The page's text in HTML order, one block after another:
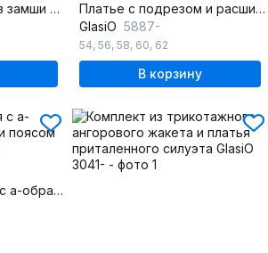
Нарядное платье из замши с сетчатым воланом и приталеной юбкой
Платье с подрезом и расширенным силуэтом из легкой ткани
GlasiO 5887-
54, 56, 58, 60, 62
В корзину
Платье из штапеля с а-образным силуэтом и поясом